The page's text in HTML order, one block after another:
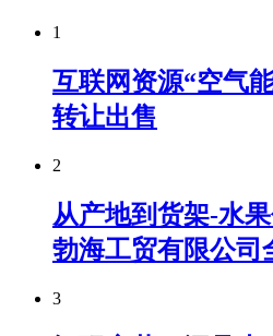
1
互联网资源“空气
转让出售
2
从产地到货架-水
勃海工贸有限公司
3